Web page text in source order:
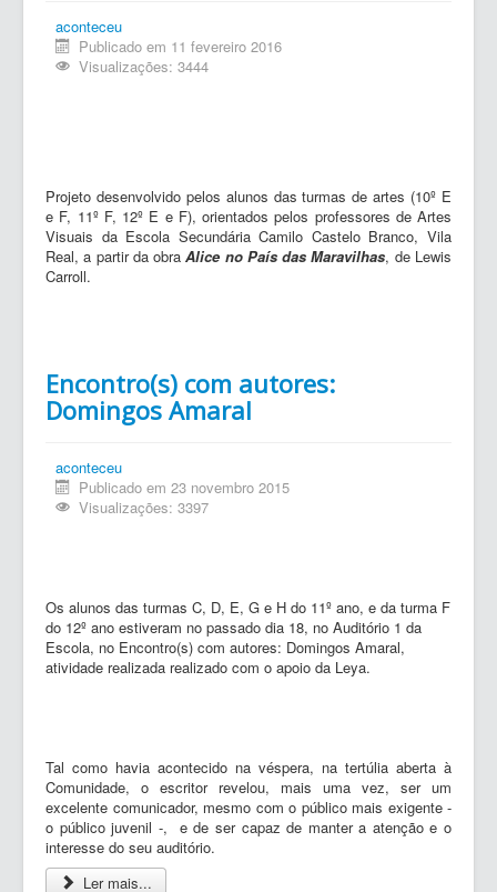
aconteceu
Publicado em 11 fevereiro 2016
Visualizações: 3444
Projeto desenvolvido pelos alunos das turmas de artes (10º E
e F, 11º F, 12º E e F), orientados pelos professores de Artes
Visuais da Escola Secundária Camilo Castelo Branco, Vila
Real, a partir da obraAlice no País das Maravilhas, de Lewis
Carroll.
Encontro(s) com autores:
Domingos Amaral
aconteceu
Publicado em 23 novembro 2015
Visualizações: 3397
Os alunos das turmas C, D, E, G e H do 11º ano, e da turma F
do 12º ano estiveram no passado dia 18, no Auditório 1 da
Escola, no Encontro(s) com autores: Domingos Amaral,
atividade realizada realizado com o apoio da Leya.
Tal como havia acontecido na véspera, na tertúlia aberta à
Comunidade, o escritor revelou, mais uma vez, ser um
excelente comunicador, mesmo com o público mais exigente -
o público juvenil -, e de ser capaz de manter a atenção e o
interesse do seu auditório.
Ler mais...